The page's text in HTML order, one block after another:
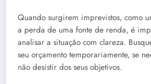
Quando surgirem imprevistos, como
a perda de uma fonte de renda, é
analisar a situação com clareza.
seu orçamento temporariamente, se
não desistir dos seus objetivos.